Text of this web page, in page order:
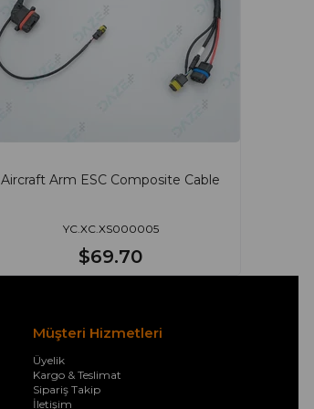
Aircraft Arm ESC Composite Cable
YC.XC.XS000005
$69.70
Müşteri Hizmetleri
Üyelik
Kargo & Teslimat
Sipariş Takip
İletişim